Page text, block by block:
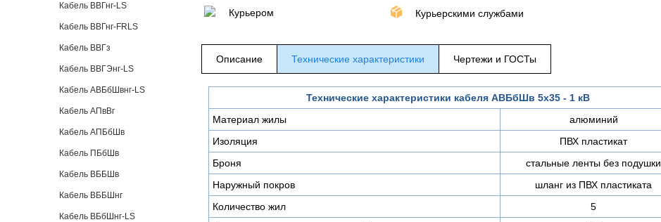
Кабель ВВГнг-LS
Кабель ВВГнг-FRLS
Кабель ВВГз
Кабель ВВГЭнг-LS
Кабель АВБбШвнг-LS
Кабель АПвВг
Кабель АПБбШв
Кабель ПБбШв
Кабель ВББШв
Кабель ВББШнг
Кабель ВБбШнг-LS
Курьером Курьерскими службами
Описание Технические характеристики Чертежи и ГОСТы
Технические характеристики кабеля АВБбШв 5х35 - 1 кВ
Материал жилы
алюминий
Изоляция
ПВХ пластикат
Броня
стальные ленты без подушки
Наружный покров
шланг из ПВХ пластиката
Количество жил
5